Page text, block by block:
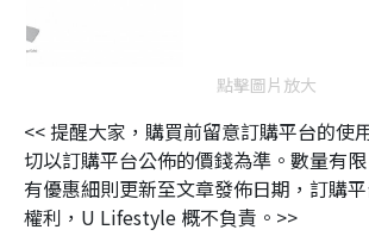
點擊圖片放大
<< 提醒大家，購買前留意訂購平台的使
切以訂購平台公佈的價錢為準。數量有
有優惠細則更新至文章發佈日期，訂購
權利，U Lifestyle 概不負責。>>